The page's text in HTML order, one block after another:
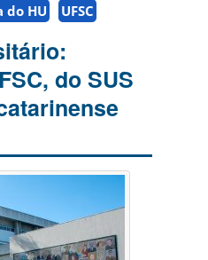
do HU UFSC
do SUS